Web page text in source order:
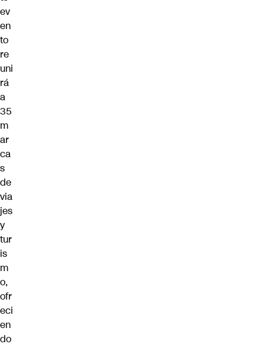
ev
en
to
re
uni
rá
a
35
m
ar
ca
s
de
via
jes
y
tur
is
m
o,
ofr
eci
en
do